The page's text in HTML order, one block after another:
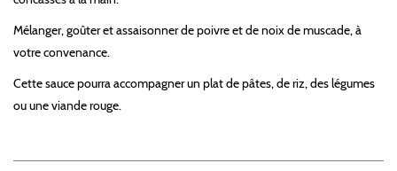
Mélanger, goûter et assaisonner de poivre et de noix de muscade, à
votre convenance.
Cette sauce pourra accompagner un plat de pâtes, de riz, des légumes
ou une viande rouge.